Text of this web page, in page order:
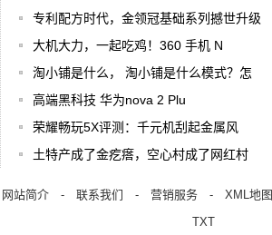
专利配方时代，金领冠基础系列撼世升级
大机大力，一起吃鸡！360 手机 N
淘小铺是什么， 淘小铺是什么模式？怎
高端黑科技 华为nova 2 Plu
荣耀畅玩5X评测：千元机刮起金属风
土特产成了金疙瘩，空心村成了网红村
网站简介- 联系我们 - 营销服务- XML地图
TXT